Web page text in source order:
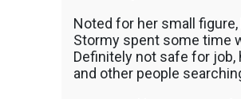
Noted for her small
Stormy spent some time
Definitely not safe for
and other people